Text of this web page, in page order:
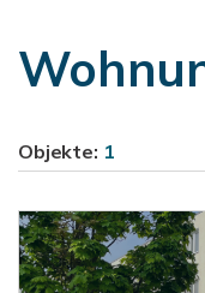
Objekte: 1